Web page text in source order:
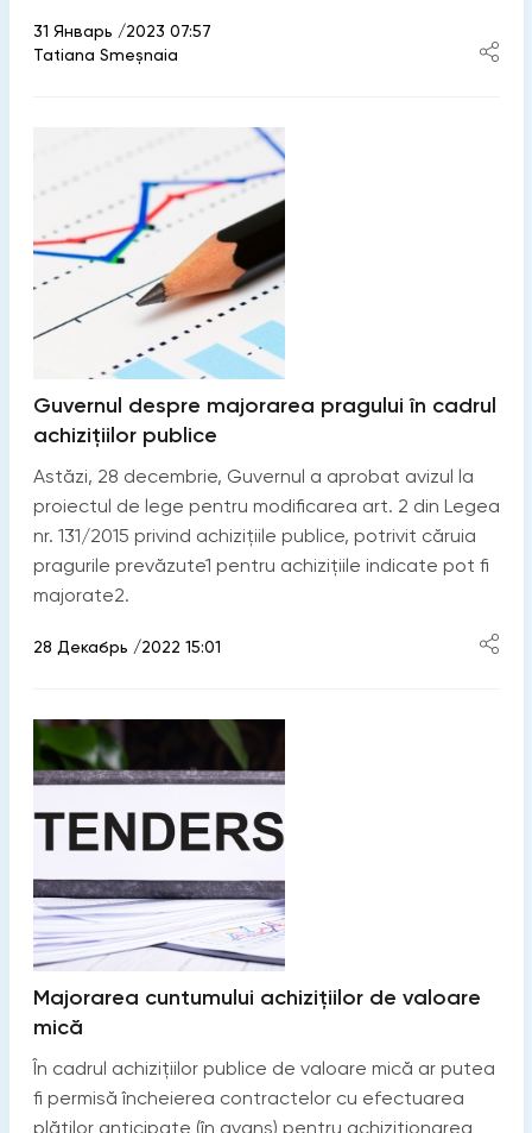
31 Январь /2023 07:57
Tatiana Smeșnaia
Guvernul despre majorarea pragului în cadrul
achizițiilor publice
Astăzi, 28 decembrie, Guvernul a aprobat avizul la
proiectul de lege pentru modificarea art. 2 din Legea
nr. 131/2015 privind achizițiile publice, potrivit căruia
pragurile prevăzute1 pentru achizițiile indicate pot fi
majorate2.
28 Декабрь /2022 15:01
Majorarea cuntumului achizițiilor de valoare
mică
În cadrul achizițiilor publice de valoare mică ar putea
fi permisă încheierea contractelor cu efectuarea
plăţilor anticipate (în avans) pentru achiziţionarea